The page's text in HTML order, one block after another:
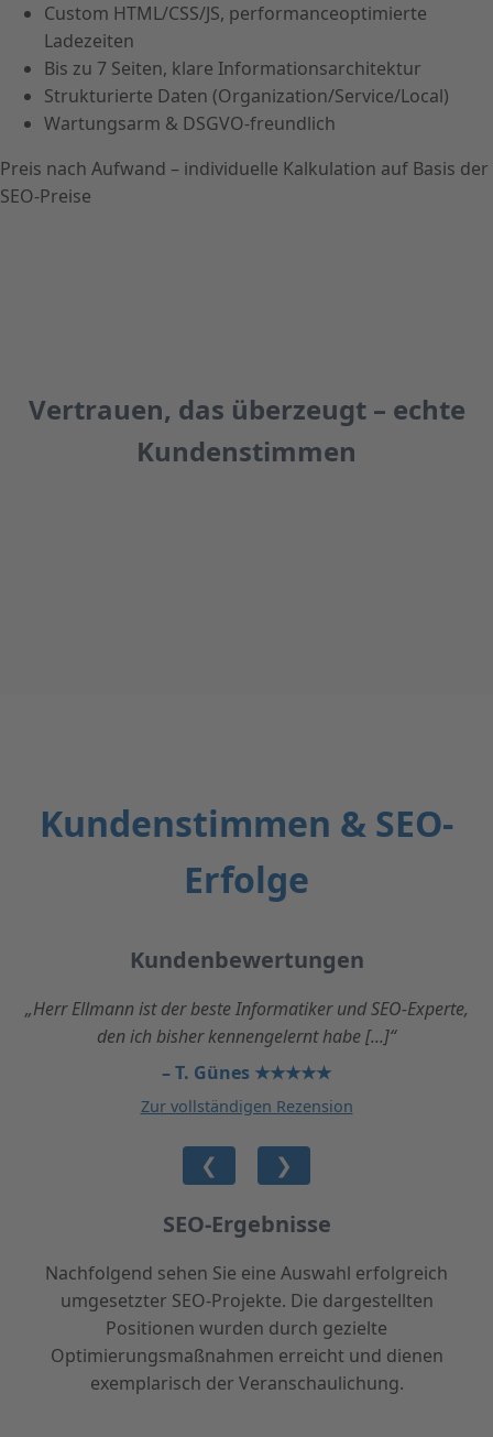
Custom HTML/CSS/JS, performanceoptimierte
Ladezeiten
Bis zu 7 Seiten, klare Informationsarchitektur
Strukturierte Daten (Organization/Service/Local)
Wartungsarm & DSGVO-freundlich
Preis nach Aufwand – individuelle Kalkulation auf Basis der
SEO-Preise
Vertrauen, das überzeugt – echte
Kundenstimmen
Kundenstimmen & SEO-
Erfolge
Kundenbewertungen
„Herr Ellmann ist der beste Informatiker und SEO-Experte,
den ich bisher kennengelernt habe [...]“
– T. Günes ★★★★★
Zur vollständigen Rezension
❮ ❯
SEO-Ergebnisse
Nachfolgend sehen Sie eine Auswahl erfolgreich
umgesetzter SEO-Projekte. Die dargestellten
Positionen wurden durch gezielte
Optimierungsmaßnahmen erreicht und dienen
exemplarisch der Veranschaulichung.